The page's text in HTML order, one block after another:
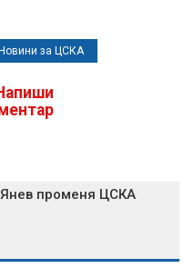
Новини за ЦСКА
променя ЦСКА